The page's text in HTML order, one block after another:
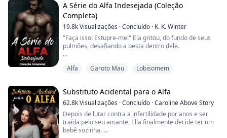
Alfa Killian Reid, o Alfa mais temido de todo o Norte,
rico, poderoso e amplamente temido no mundo
sobrenatural, era a inveja de todas as outras alcateias.
Acreditava-se que ele tinha tudo... poder, fama, riqueza
e o favor da de...
A Série do Alfa Indesejada (Coleção
Completa)
19.8kVisualizações ·Concluído · K. K. Winter
"Faça isso! Estupre-me!" Ela gritou, do fundo de seus
pulmões, desafiando a besta dentro dele.
"Você não faz ideia do que está fazendo comigo, não é,
"Essa coisinha de morder o lábio que você faz, sempre
que me olha- está me deixando louco.
Os arrepios percorrendo seu corpo, quando eu te dei
um tapa- me excitaram tanto,...
Alfa Garoto Mau Lobisomem
Substituto Acidental para o Alfa
62.8kVisualizações ·Concluído ·Caroline Above Story
Depois de lutar contra a infertilidade por anos e ser
traída pelo seu amante, Ella finalmente decide ter um
bebê sozinha.